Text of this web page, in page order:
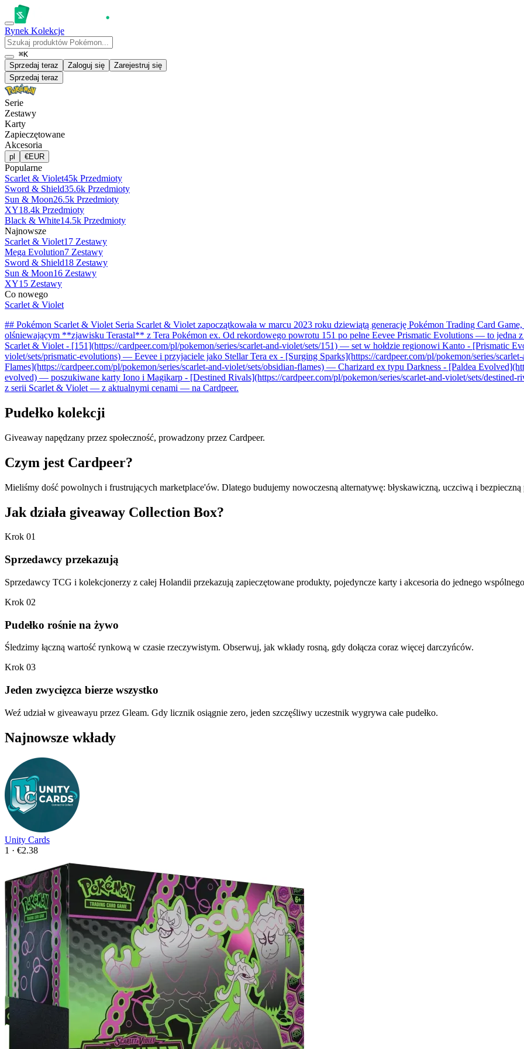
Rynek Kolekcje
⌘K
Sprzedaj teraz
Zaloguj się
Zarejestruj się
Sprzedaj teraz
Serie
Zestawy
Karty
Zapieczętowane
Akcesoria
pl €EUR
Popularne
Scarlet & Violet45k Przedmioty
Sword & Shield35.6k Przedmioty
Sun & Moon26.5k Przedmioty
XY18.4k Przedmioty
Black & White14.5k Przedmioty
Najnowsze
Scarlet & Violet17 Zestawy
Mega Evolution7 Zestawy
Sword & Shield18 Zestawy
Sun & Moon16 Zestawy
XY15 Zestawy
Co nowego
Scarlet & Violet
## Pokémon Scarlet & Violet Seria Scarlet & Violet zapoczątkowała w marcu 2023 roku dziewiątą generację Pokémon Trading Card
olśniewającym **zjawisku Terastal** z Tera Pokémon ex. Od rekordowego powrotu 151 po pełne Eevee Prismatic Evolutions — to jedna
Scarlet & Violet - [151](https://cardpeer.com/pl/pokemon/series/scarlet-and-violet/sets/151) — set w hołdzie regionowi Kanto - [Prismatic
violet/sets/prismatic-evolutions) — Eevee i przyjaciele jako Stellar Tera ex - [Surging Sparks](https://cardpeer.com/pl/pokemon/series/
Flames](https://cardpeer.com/pl/pokemon/series/scarlet-and-violet/sets/obsidian-flames) — Charizard ex typu Darkness - [Paldea
evolved) — poszukiwane karty Iono i Magikarp - [Destined Rivals](https://cardpeer.com/pl/pokemon/series/scarlet-and-violet/sets/
z serii Scarlet & Violet — z aktualnymi cenami — na Cardpeer.
Pudełko kolekcji
Giveaway napędzany przez społeczność, prowadzony przez Cardpeer.
Czym jest Cardpeer?
Mieliśmy dość powolnych i frustrujących marketplace'ów. Dlatego budujemy nowoczesną alternatywę: błyskawiczną, uczciwą i
Jak działa giveaway Collection Box?
Krok 01
Sprzedawcy przekazują
Sprzedawcy TCG i kolekcjonerzy z całej Holandii przekazują zapieczętowane produkty, pojedyncze karty i akcesoria do jednego wspólnego
Krok 02
Pudełko rośnie na żywo
Śledzimy łączną wartość rynkową w czasie rzeczywistym. Obserwuj, jak wkłady rosną, gdy dołącza coraz więcej darczyńców.
Krok 03
Jeden zwycięzca bierze wszystko
Weź udział w giveawayu przez Gleam. Gdy licznik osiągnie zero, jeden szczęśliwy uczestnik wygrywa całe pudełko.
Najnowsze wkłady
Unity Cards
1 · €2.38